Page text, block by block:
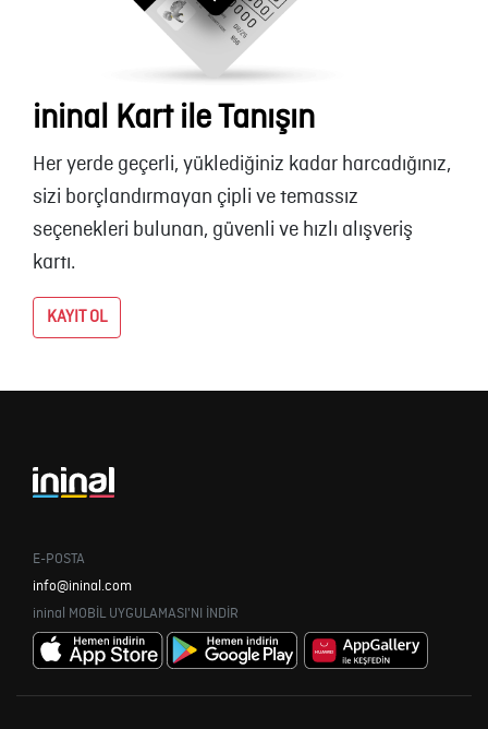
ininal Kart ile Tanışın
Her yerde geçerli, yüklediğiniz kadar harcadığınız,
sizi borçlandırmayan çipli ve temassız
seçenekleri bulunan, güvenli ve hızlı alışveriş
kartı.
KAYIT OL
E-POSTA
info@ininal.com
ininal MOBİL UYGULAMASI'NI İNDİR